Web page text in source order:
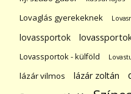
Lovaglás gyerekeknek
lovassportok
Lovassportok - külföld
lázár vilmos lázár zoltán